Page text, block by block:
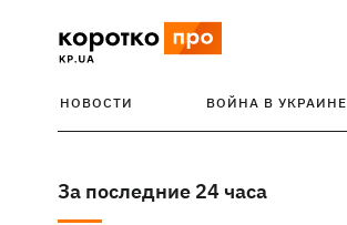
НОВОСТИ ВОЙНА В УКРАИНЕ
За последние 24 часа